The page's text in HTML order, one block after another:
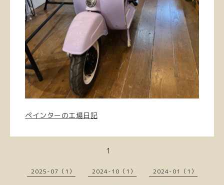
ペインターの工場日記
1
2025-07（1） 2024-10（1） 2024-01（1）